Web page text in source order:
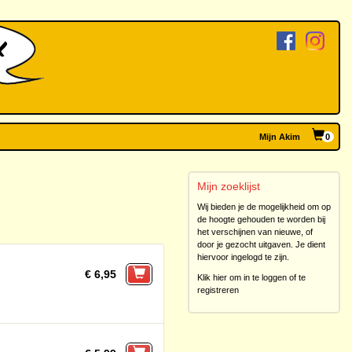
Mijn Akim 0
€ 6,95
Mijn zoeklijst
Wij bieden je de mogelijkheid om op
de hoogte gehouden te worden bij
het verschijnen van nieuwe, of
door je gezocht uitgaven. Je dient
hiervoor ingelogd te zijn.
Klik hier om in te loggen of te
registreren